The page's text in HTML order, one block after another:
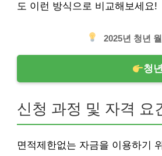
도 이런 방식으로 비교해보세요!
2025년 청년
청
신청 과정 및 자격 요
면적제한없는 자금을 이용하기